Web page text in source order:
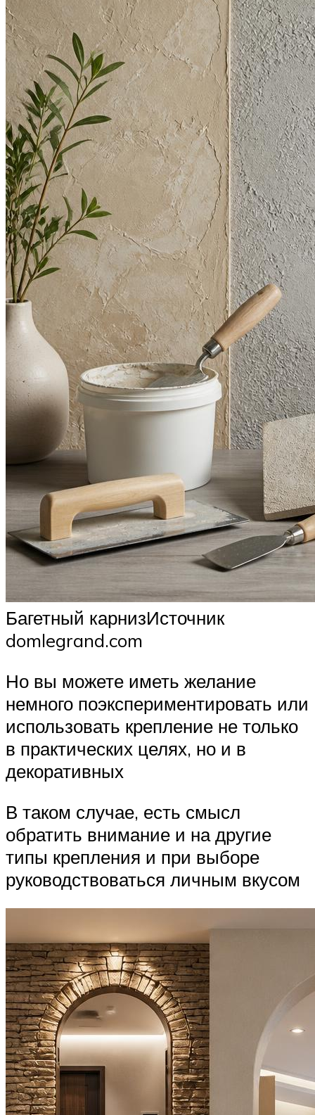
Багетный карнизИсточник
domlegrand.com
Но вы можете иметь желание
немного поэкспериментировать или
использовать крепление не только
в практических целях, но и в
декоративных
В таком случае, есть смысл
обратить внимание и на другие
типы крепления и при выборе
руководствоваться личным вкусом